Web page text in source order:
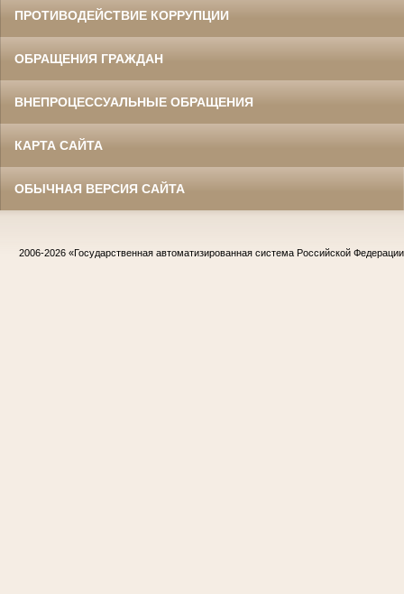
ПРОТИВОДЕЙСТВИЕ КОРРУПЦИИ
ОБРАЩЕНИЯ ГРАЖДАН
ВНЕПРОЦЕССУАЛЬНЫЕ ОБРАЩЕНИЯ
КАРТА САЙТА
ОБЫЧНАЯ ВЕРСИЯ САЙТА
2006-2026 «Государственная автоматизированная система Российской